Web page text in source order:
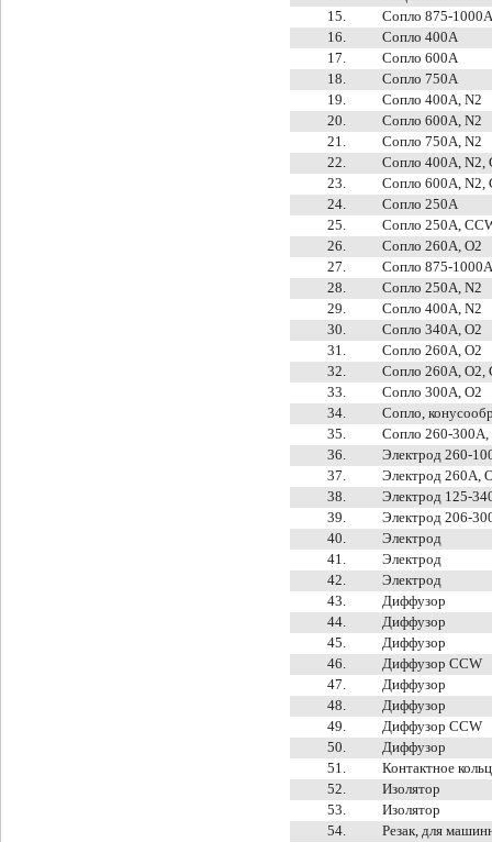
15.
Сопло 875-1000A
16.
Сопло 400A
17.
Сопло 600A
18.
Сопло 750A
19.
Сопло 400A, N2
20.
Сопло 600A, N2
21.
Сопло 750A, N2
22.
Сопло 400A, N2,
23.
Сопло 600A, N2,
24.
Сопло 250A
25.
Сопло 250A,
26.
Сопло 260A, O2
27.
Сопло 875-
28.
Сопло 250A, N2
29.
Сопло 400A, N2
30.
Сопло 340A, O2
31.
Сопло 260A, O2
32.
Сопло 260A, O2,
33.
Сопло 300A, O2
34.
Сопло,
35.
Сопло 260-300A,
36.
Электрод 260-
37.
Электрод 260A,
38.
Электрод 125-
39.
Электрод 206-
40.
Электрод
41.
Электрод
42.
Электрод
43.
Диффузор
44.
Диффузор
45.
Диффузор
46.
Диффузор CCW
47.
Диффузор
48.
Диффузор
49.
Диффузор CCW
50.
Диффузор
51.
Контактное
52.
Изолятор
53.
Изолятор
54.
Резак, для